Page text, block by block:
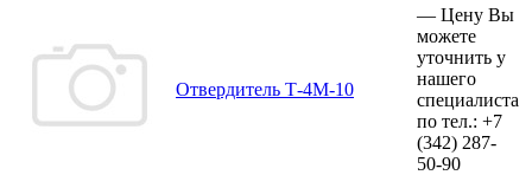
Отвердитель Т-4М-10
— Цену Вы
можете
уточнить у
нашего
специалиста
по тел.: +7
(342) 287-
50-90